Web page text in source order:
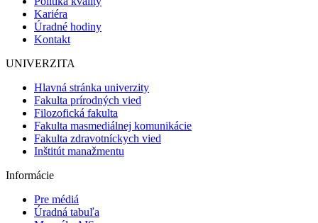
Kariéra
Úradné hodiny
Kontakt
UNIVERZITA
Hlavná stránka univerzity
Fakulta prírodných vied
Filozofická fakulta
Fakulta masmediálnej komunikácie
Fakulta zdravotníckych vied
Inštitút manažmentu
Informácie
Pre médiá
Úradná tabuľa